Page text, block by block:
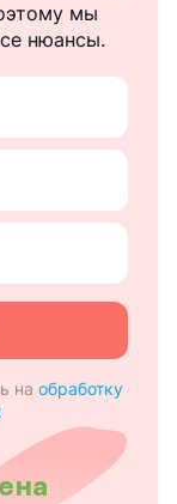
мы
нюансы.
Ваше
Ваш
Ваш
на обработку